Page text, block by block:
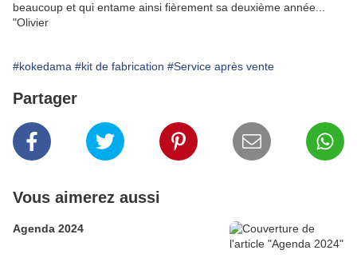
beaucoup et qui entame ainsi fièrement sa deuxième année...
"Olivier
#kokedama #kit de fabrication #Service après vente
Partager
Vous aimerez aussi
Agenda 2024